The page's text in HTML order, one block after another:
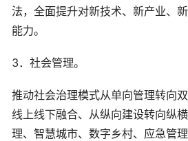
法，全面提升对新技术、新产业、
能力。
3．社会管理。
推动社会治理模式从单向管理转向
线上线下融合、从纵向建设转向纵
理、智慧城市、数字乡村、应急管